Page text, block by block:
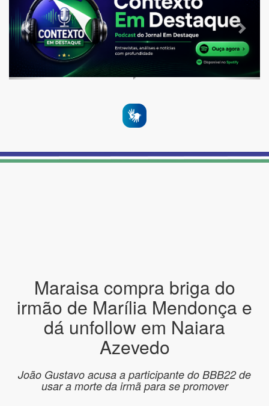
Maraisa compra briga do
irmão de Marília Mendonça e
dá unfollow em Naiara
Azevedo
João Gustavo acusa a participante do BBB22 de
usar a morte da irmã para se promover